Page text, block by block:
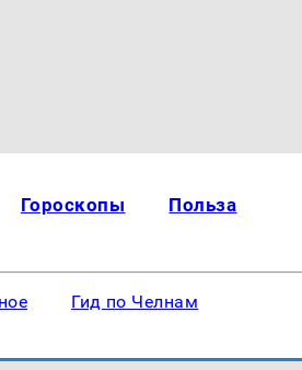
Гороскопы Польза
Гид по Челнам